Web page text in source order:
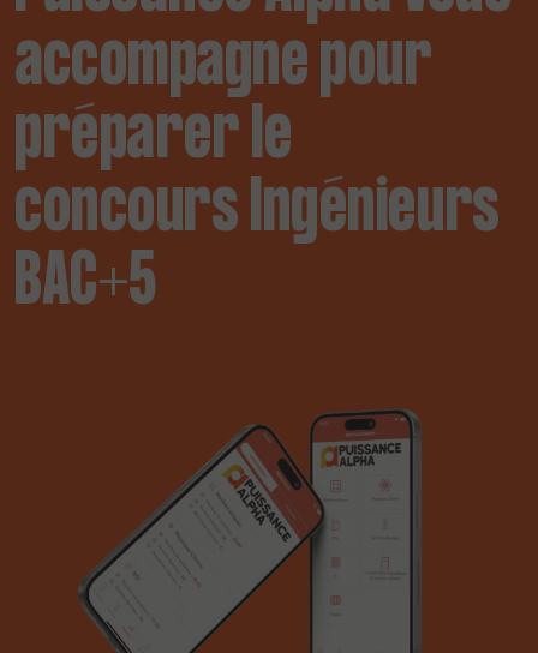
accompagne pour
préparer le
concours Ingénieurs
BAC+5